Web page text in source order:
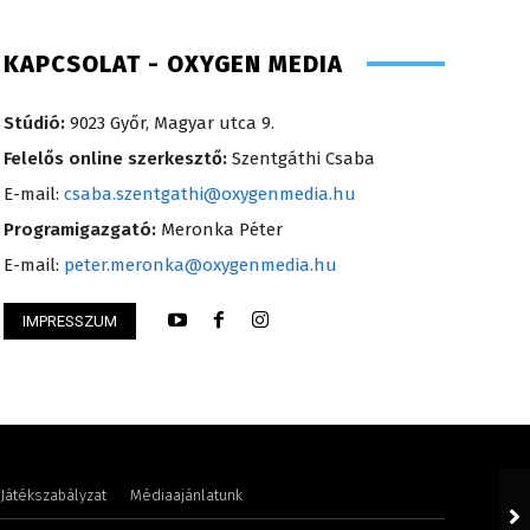
– sales manager – 2015
KAPCSOLAT - OXYGEN MEDIA
Stúdió: 9023 Győr, Magyar utca 9.
Felelős online szerkesztő: Szentgáthi Csaba
E-mail: csaba.szentgathi@oxygenmedia.hu
Programigazgató: Meronka Péter
E-mail: peter.meronka@oxygenmedia.hu
IMPRESSZUM
Játékszabályzat Médiaajánlatunk